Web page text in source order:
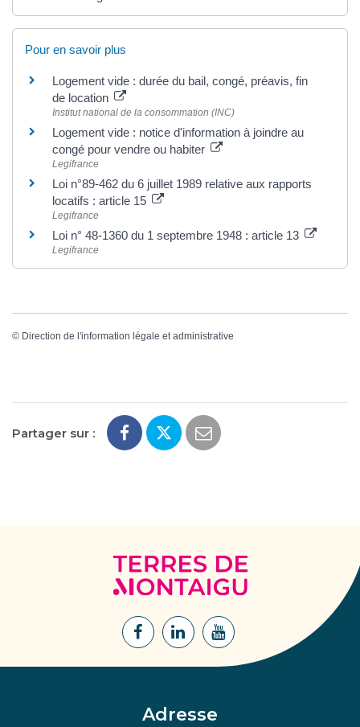
Pour en savoir plus
Logement vide : durée du bail, congé, préavis, fin
de location
Institut national de la consommation (INC)
Logement vide : notice d'information à joindre au
congé pour vendre ou habiter
Legifrance
Loi n°89-462 du 6 juillet 1989 relative aux rapports
locatifs : article 15
Legifrance
Loi n° 48-1360 du 1 septembre 1948 : article 13
Legifrance
© Direction de l'information légale et administrative
Partager sur :
Terres
de
Lien
Facebook
Lien
Linkedin
Lien
Adresse